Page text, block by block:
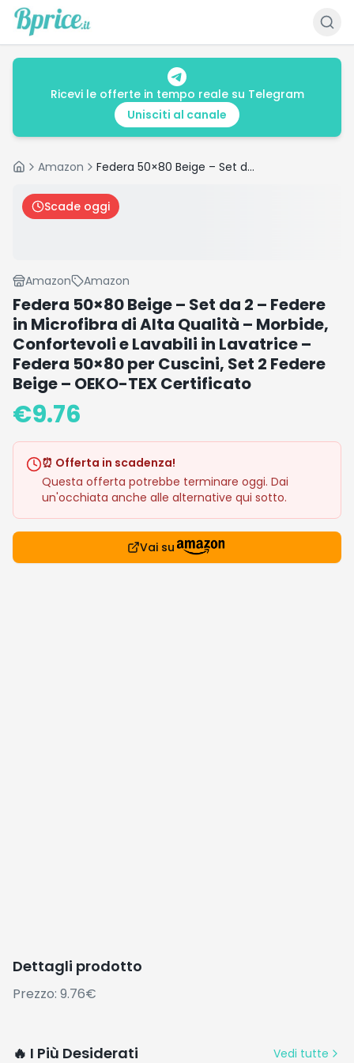
Ricevi le offerte in tempo reale su Telegram
Unisciti al canale
HomeAmazon Federa 50×80 Beige – Set da 2 – Federe in Microfibra di Alta Qualità – Morbide, Confortevoli e Lavabili in Lavatrice – Federa 50×80 per Cuscini, Set 2 Federe Beige – OEKO-TEX Certificato
Scade oggi
Amazon Amazon
Federa 50×80 Beige – Set da 2 – Federe
in Microfibra di Alta Qualità – Morbide,
Confortevoli e Lavabili in Lavatrice –
Federa 50×80 per Cuscini, Set 2 Federe
Beige – OEKO-TEX Certificato
€9.76
⏰ Offerta in scadenza!
Questa offerta potrebbe terminare oggi. Dai
un'occhiata anche alle alternative qui sotto.
Vai su
Dettagli prodotto
Prezzo: 9.76€
🔥 I Più Desiderati
Vedi tutte